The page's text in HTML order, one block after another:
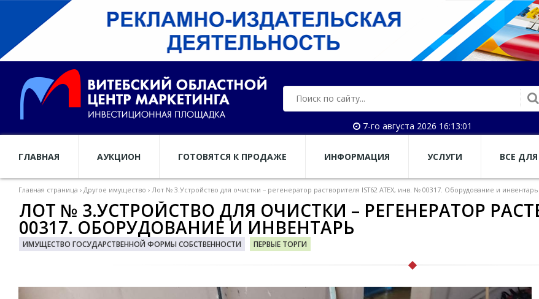
7-го августа 2026 16:13:02
ГЛАВНАЯ АУКЦИОН ГОТОВЯТСЯ К ПРОДАЖЕ ИНФОРМАЦИЯ УСЛУГИ ВСЕ
Главная страница › Другое имущество › Лот № 3.Устройство для очистки – регенератор растворителя IST62 ATEX, инв. № 00317. Оборудование и инвентарь
ЛОТ № 3.УСТРОЙСТВО ДЛЯ ОЧИСТКИ – РЕГЕНЕРАТОР
00317. ОБОРУДОВАНИЕ И ИНВЕНТАРЬ
ИМУЩЕСТВО ГОСУДАРСТВЕННОЙ ФОРМЫ СОБСТВЕННОСТИ ПЕРВЫЕ ТОРГИ